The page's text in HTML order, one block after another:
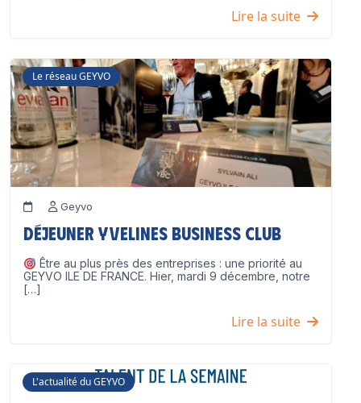
Lire la suite
Le réseau GEYVO
Geyvo
Déjeuner Yvelines Business Club
Être au plus près des entreprises : une priorité au
GEYVO ILE DE FRANCE. Hier, mardi 9 décembre, notre
[…]
Lire la suite
L'actualité du GEYVO